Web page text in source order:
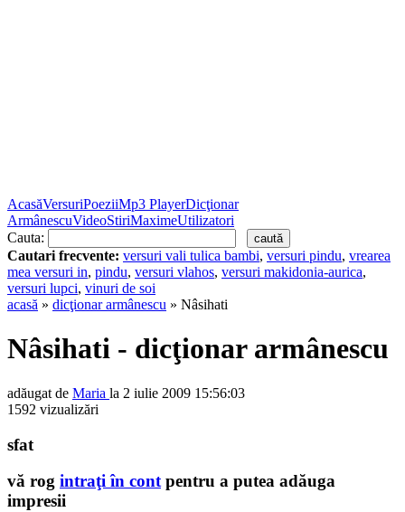
AcasăVersuriPoeziiMp3 PlayerDicţionar
ArmânescuVideoStiriMaximeUtilizatori
Cauta:
Cautari frecvente: versuri vali tulica bambi, versuri pindu, vrearea
mea versuri in, pindu, versuri vlahos, versuri makidonia-aurica,
versuri lupci, vinuri de soi
acasă » dicţionar armânescu » Nâsihati
Nâsihati - dicţionar armânescu
adăugat de Maria la 2 iulie 2009 15:56:03
1592 vizualizări
sfat
vă rog intraţi în contpentru a putea adăuga
impresii